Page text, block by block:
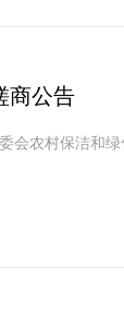
商公告
农村保洁和